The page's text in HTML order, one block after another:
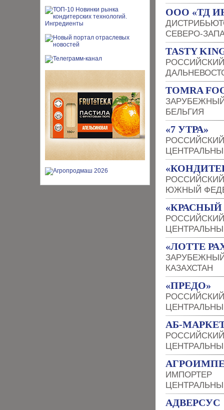
OOO «ТД
СЕВЕРО-
TASTY
TOMRA
БЕЛЬГИЯ
«7 УТРА»
ЮЖНЫЙ
«КРАСНЫЙ
«ЛОТТЕ
КАЗАХСТАН
«ПРЕДО»
АБ-
ИМПОРТЕР
АДВЕРСУС